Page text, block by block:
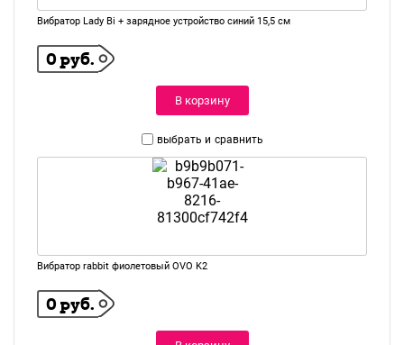
Вибратор Lady Bi + зарядное устройство синий 15,5 см
0 руб.
В корзину
выбрать и сравнить
Вибратор rabbit фиолетовый OVO K2
0 руб.